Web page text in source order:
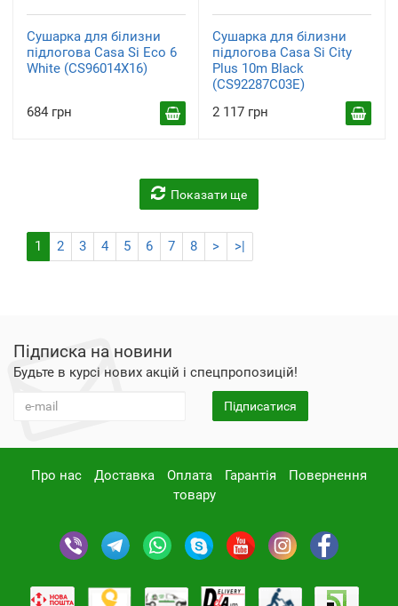
Сушарка для білизни
підлогова Casa Si Eco 6
White (CS96014X16)
684 грн
Сушарка для білизни
підлогова Casa Si City
Plus 10m Black
(CS92287C03E)
2 117 грн
Показати ще
1 2 3 4 5 6 7 8 > >|
Підписка на новини
Будьте в курсі нових акцій і спецпропозицій!
Підписатися
Про нас Доставка Оплата Гарантія
Повернення
товару